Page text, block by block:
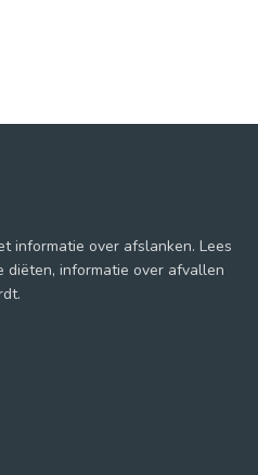
informatie over afslanken. Lees
diëten, informatie over afvallen